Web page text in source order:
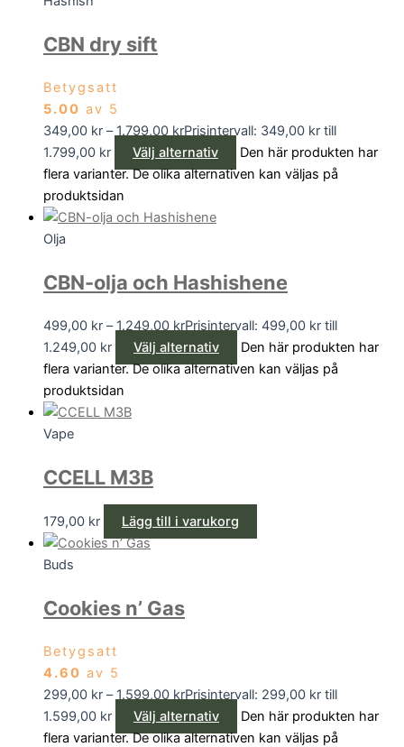
CBN dry sift
Betygsatt
5.00 av 5
349,00 kr – 1.799,00 krPrisintervall: 349,00 kr till
1.799,00 kr
Välj alternativ
Den här produkten har
flera varianter. De olika alternativen kan väljas på
produktsidan
Olja
CBN-olja och Hashishene
499,00 kr – 1.249,00 krPrisintervall: 499,00 kr till
1.249,00 kr
Välj alternativ
Den här produkten har
flera varianter. De olika alternativen kan väljas på
produktsidan
Vape
CCELL M3B
179,00 kr Lägg till i varukorg
Buds
Cookies n’ Gas
Betygsatt
4.60 av 5
299,00 kr – 1.599,00 krPrisintervall: 299,00 kr till
1.599,00 kr
Välj alternativ
Den här produkten har
flera varianter. De olika alternativen kan väljas på